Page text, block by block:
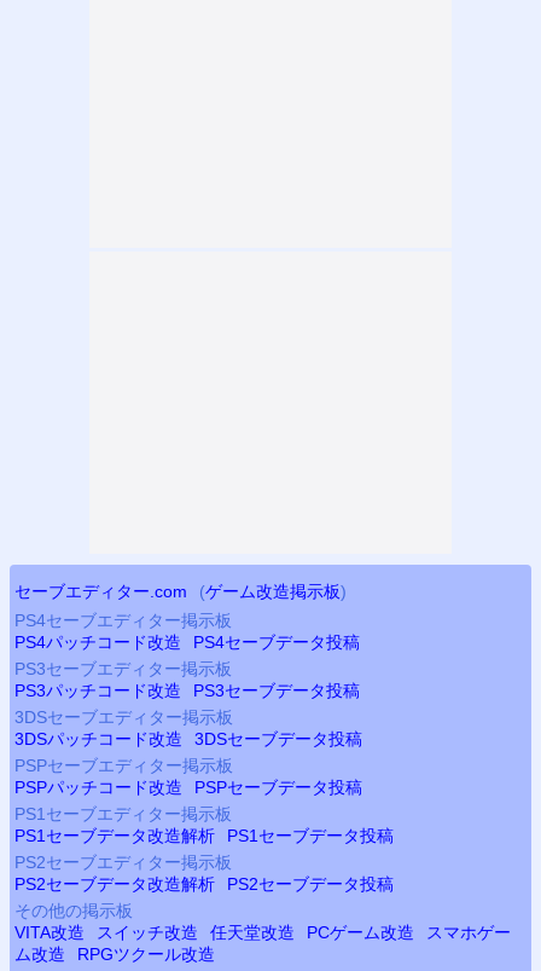
セーブエディター.com (ゲーム改造掲示板)
PS4セーブエディター掲示板
PS4パッチコード改造 PS4セーブデータ投稿
PS3セーブエディター掲示板
PS3パッチコード改造 PS3セーブデータ投稿
3DSセーブエディター掲示板
3DSパッチコード改造
3DSセーブデータ投稿
PSPセーブエディター掲示板
PSPパッチコード改造 PSPセーブデータ投稿
PS1セーブエディター掲示板
PS1セーブデータ改造解析 PS1セーブデータ投稿
PS2セーブエディター掲示板
PS2セーブデータ改造解析 PS2セーブデータ投稿
その他の掲示板
VITA改造
スイッチ改造 任天堂改造 PCゲーム改造
スマホゲー
ム改造
RPGツクール改造